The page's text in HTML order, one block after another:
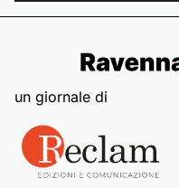
un giornale di